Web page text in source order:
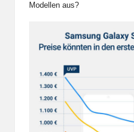
Modellen aus?